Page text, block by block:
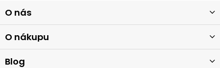
á
p
a
t
O nás
O nákupu
Blog